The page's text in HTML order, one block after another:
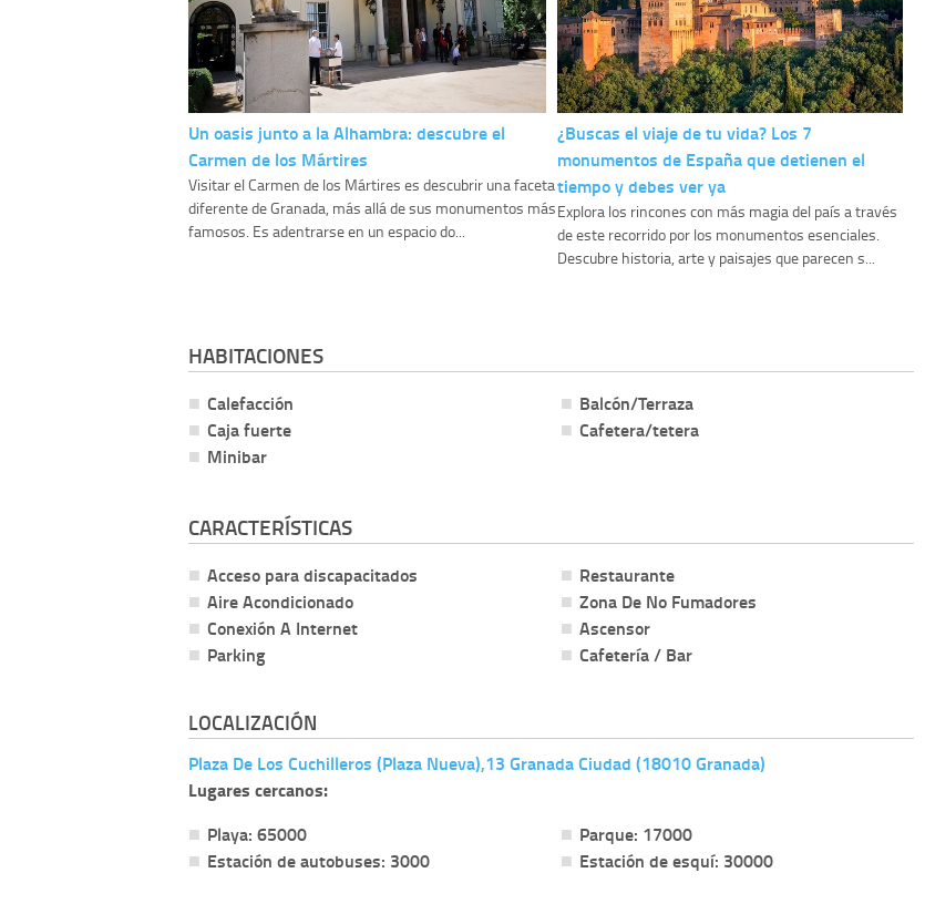
Un oasis junto a la Alhambra: descubre el
Carmen de los Mártires
Visitar el Carmen de los Mártires es descubrir una faceta
diferente de Granada, más allá de sus monumentos más
famosos. Es adentrarse en un espacio do...
¿Buscas el viaje de tu vida? Los 7
monumentos de España que detienen el
tiempo y debes ver ya
Explora los rincones con más magia del país a través
de este recorrido por los monumentos esenciales.
Descubre historia, arte y paisajes que parecen s...
HABITACIONES
Calefacción
Caja fuerte
Minibar
Balcón/Terraza
Cafetera/tetera
CARACTERÍSTICAS
Acceso para discapacitados
Aire Acondicionado
Conexión A Internet
Parking
Restaurante
Zona De No Fumadores
Ascensor
Cafetería / Bar
LOCALIZACIÓN
Plaza De Los Cuchilleros (Plaza Nueva),13 Granada Ciudad (18010 Granada)
Lugares cercanos:
Playa: 65000
Estación de autobuses: 3000
Parque: 17000
Estación de esquí: 30000